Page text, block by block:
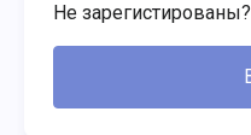
Не зарегистированы?